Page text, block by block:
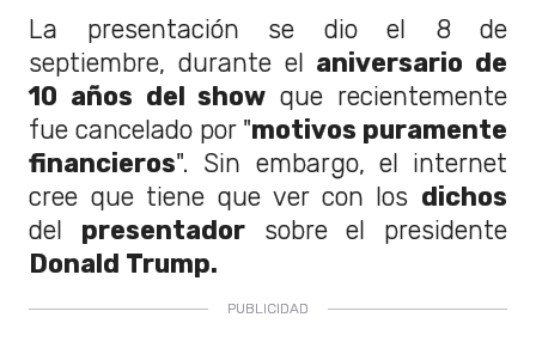
La presentación se dio el 8 de
septiembre, durante el aniversario de
10 años del show que recientemente
fue cancelado por "motivos puramente
financieros". Sin embargo, el internet
cree que tiene que ver con los dichos
del presentadorsobre el presidente
Donald Trump.